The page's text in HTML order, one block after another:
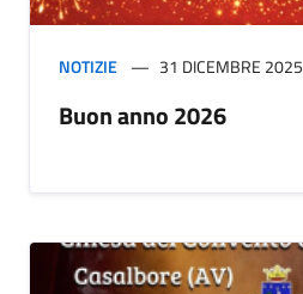
NOTIZIE 31 DICEMBRE 2025
Buon anno 2026